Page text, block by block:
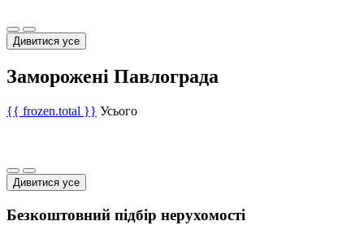
Дивитися усе
Заморожені Павлограда
{{ frozen.total }} Усього
Дивитися усе
Безкоштовний підбір нерухомості